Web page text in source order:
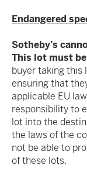
Endangered
Sotheby’s
This lot must
buyer taking this
ensuring that
applicable EU
responsibility to
lot into the
the laws of the
not be able to
of these lots.